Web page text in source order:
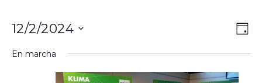
Día
12/2/2024
En marcha